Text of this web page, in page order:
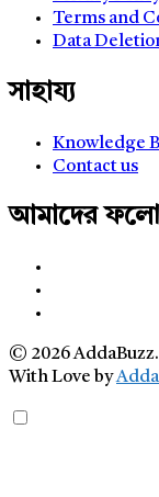
Terms and
Data
সাহায্য
Knowledge
Contact us
আমাদের
© 2026
With Love by